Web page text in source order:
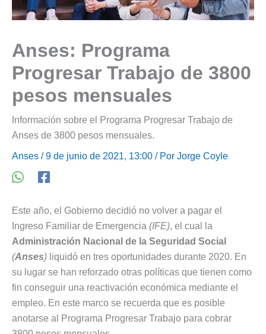
Anses: Programa
Progresar Trabajo de 3800
pesos mensuales
Información sobre el Programa Progresar Trabajo de
Anses de 3800 pesos mensuales.
Anses / 9 de junio de 2021, 13:00 / Por Jorge Coyle
Este año, el Gobierno decidió no volver a pagar el
Ingreso Familiar de Emergencia (IFE), el cual la
Administración Nacional de la Seguridad Social
(Anses) liquidó en tres oportunidades durante 2020. En
su lugar se han reforzado otras políticas que tienen como
fin conseguir una reactivación económica mediante el
empleo. En este marco se recuerda que es posible
anotarse al Programa Progresar Trabajo para cobrar